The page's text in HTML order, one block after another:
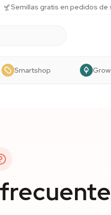
Semillas gratis en pedidos
Smartshop